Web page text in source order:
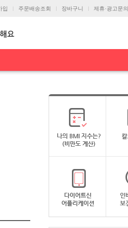
입 주문배송조회 장바구니 제휴·광고문의